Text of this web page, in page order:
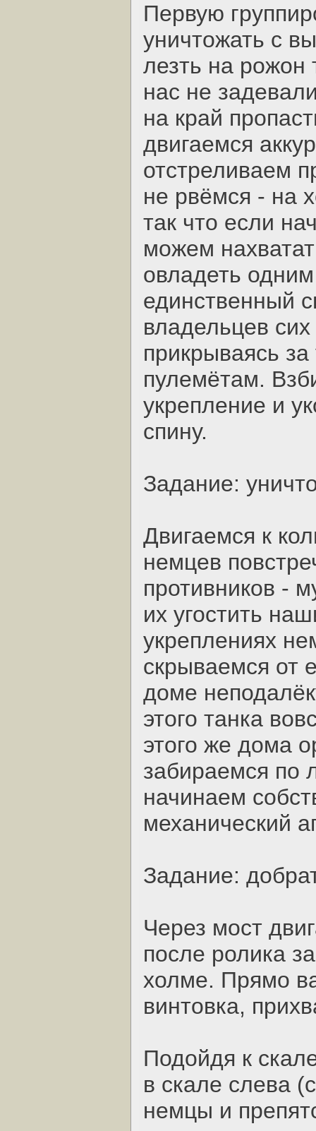
Первую
уничтожать с
лезть на рожон
нас не
на край
двигаемся
отстреливаем
не рвёмся - на
так что если
можем
овладеть
единственный
владельцев
прикрываясь
пулемётам.
укрепление и
спину.
Задание:
Двигаемся к
немцев
противников -
их угостить
укреплениях
скрываемся от
доме
этого танка
этого же дома
забираемся по
начинаем
механический
Задание:
Через мост
после ролика
холме. Прямо
винтовка,
Подойдя к
в скале слева
немцы и